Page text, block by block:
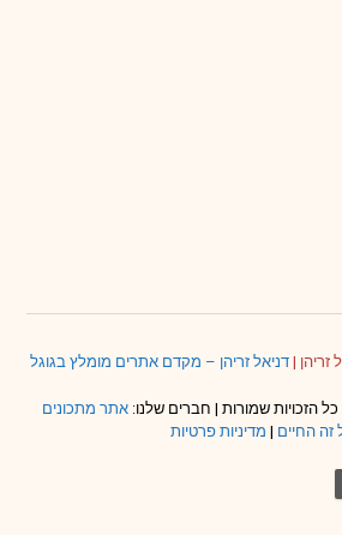
זריהן | דניאל זריהן – מקדם אתרים מומלץ בגוגל
אתר מתכונים
זה החיים | מדיניות פרטיות